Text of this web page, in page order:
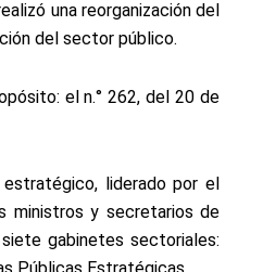
una reorganización del
del sector público.
el n.° 262, del 20 de
liderado por el
ministros y secretarios de
gabinetes sectoriales: